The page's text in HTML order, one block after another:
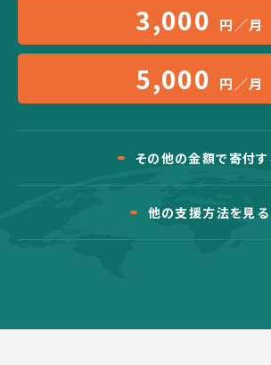
3,000 円／月
5,000 円／月
その他の金額で寄付す
他の支援方法を見る